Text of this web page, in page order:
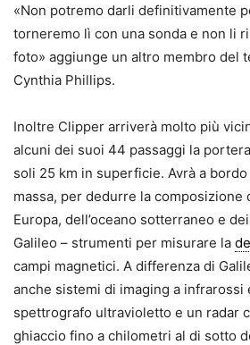
«Non potremo darli definitivamente
torneremo lì con una sonda e non li
foto» aggiunge un altro membro del
Cynthia Phillips.
Inoltre Clipper arriverà molto più
alcuni dei suoi 44 passaggi la
soli 25 km in superficie. Avrà a
massa, per dedurre la composizione
Europa, dell’oceano sotterraneo e
Galileo – strumenti per misurare la
campi magnetici. A differenza di
anche sistemi di imaging a infrarossi
spettrografo ultravioletto e un radar
ghiaccio fino a chilometri al di sotto